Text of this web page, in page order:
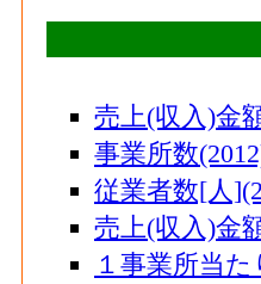
売上(収入)金
事業所数
従業者数[人
売上(収入)金
１事業所当